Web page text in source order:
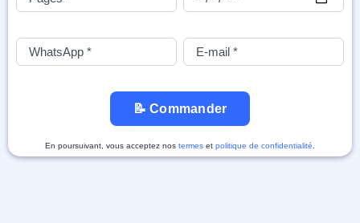
📝 Commander
En poursuivant, vous acceptez nos termes et politique de confidentialité